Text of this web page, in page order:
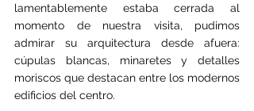
lamentablemente estaba cerrada al
momento de nuestra visita, pudimos
admirar su arquitectura desde afuera:
cúpulas blancas, minaretes y detalles
moriscos que destacan entre los modernos
edificios del centro.